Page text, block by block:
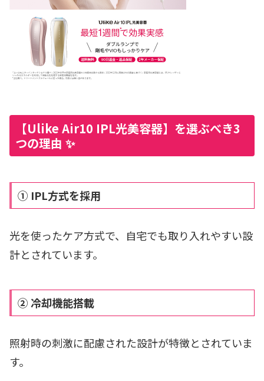
【Ulike Air10 IPL光美容器】を選ぶべき3
つの理由 ✨
① IPL方式を採用
光を使ったケア方式で、自宅でも取り入れやすい設
計とされています。
② 冷却機能搭載
照射時の刺激に配慮された設計が特徴とされていま
す。